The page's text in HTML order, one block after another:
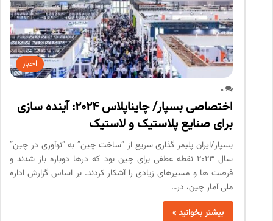
اخبار
0
اختصاصی بسپار/ چایناپلاس 2024: آینده سازی
برای صنایع پلاستیک و لاستیک
بسپار/ایران پلیمر گذاری سریع از “ساخت چین” به “نوآوری در چین”
سال 2023 نقطه عطفی برای چین بود که درها دوباره باز شدند و
فرصت ها و مسیرهای زیادی را آشکار کردند. بر اساس گزارش اداره
ملی آمار چین، در…
بیشتر بخوانید »